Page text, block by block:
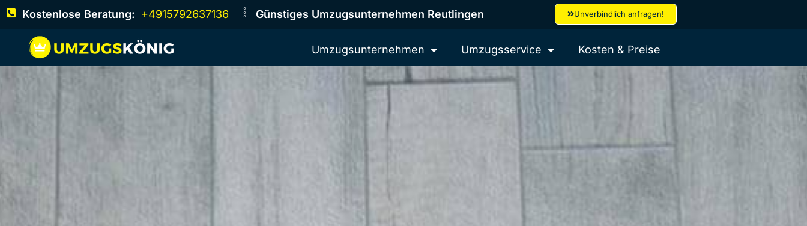
Kostenlose Beratung: +4915792637136 Günstiges Umzugsunternehmen Reutlingen Unverbindlich anfragen!
Umzugsunternehmen Umzugsservice Kosten & Preise